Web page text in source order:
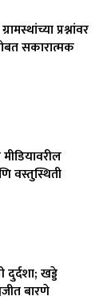
प्रश्नांवर
सकारात्मक
वस्तुस्थिती
दुर्दशा; खड्डे
बारणे